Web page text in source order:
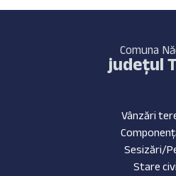
Comuna
județul
Vânzări
Sesizări/
Stare